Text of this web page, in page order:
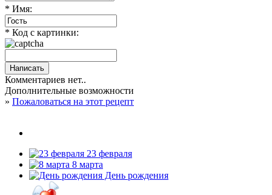
* Имя:
* Код с картинки:
Комментариев нет..
Дополнительные возможности
» Пожаловаться на этот рецепт
23 февраля
8 марта
День рождения